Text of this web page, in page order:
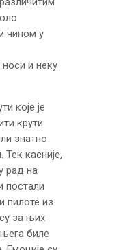
чином у
и неку
које је
крути
знатно
Тек касније,
рад на
постали
пилоте из
за њих
биле